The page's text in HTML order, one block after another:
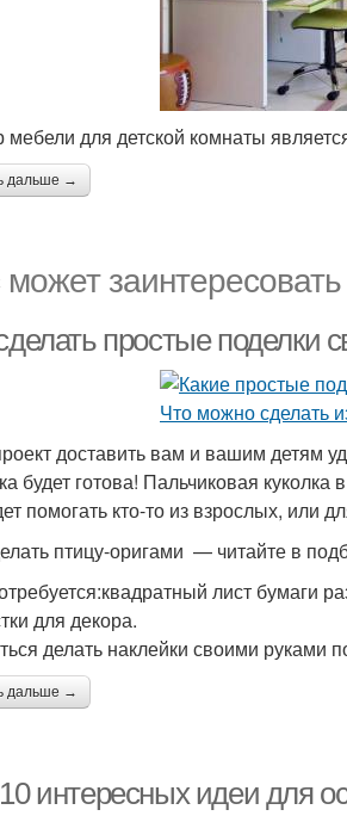
для детской комнаты
дальше →
заинтересовать
простые
доставить вам и вашим детям
будет готова! Пальчиковая
помогать кто-то из взрослых, или
птицу-оригами — читайте в
лист бумаги
для декора.
делать наклейки своими руками
дальше →
интересных идеи для